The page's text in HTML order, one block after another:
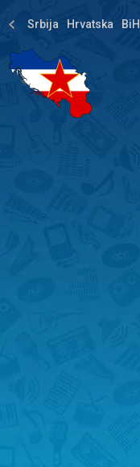
Srbija Hrvatska BiH